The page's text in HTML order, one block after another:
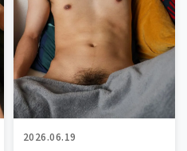
2026.06.19